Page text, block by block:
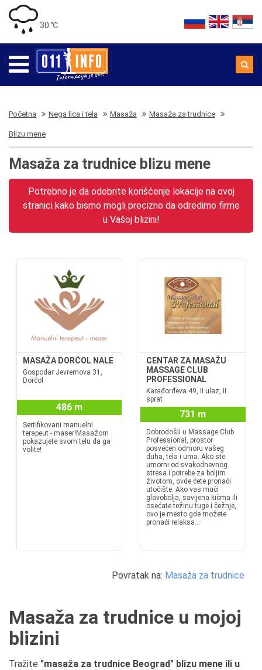
30 ℃
Početna Nega lica i tela Masaža Masaža za trudnice
Blizu mene
Masaža za trudnice blizu mene
Potrebno je da odobrite korišćenje lokacije na ovoj
stranici kako bismo mogli precizno da odredimo firme
u Vašoj blizini!
MASAŽA DORĆOL NALE
Gospodar Jevremova 31,
Dorćol
486 m
Sertifikovani manuelni
terapeut - maser!Masažom
pokazujete svom telu da ga
volite!
CENTAR ZA MASAŽU
MASSAGE CLUB
PROFESSIONAL
Karađorđeva 49, II ulaz, II
sprat
731 m
Dobrodošli u Massage Club
Professional, prostor
posvećen odmoru vašeg
duha, tela i uma. Ako ste
umorni od svakodnevnog
stresa i potrebe za boljim
životom, ovde ćete pronaći
utočište. Ako vas muči
glavobolja, savijena kičma ili
osećate težinu tuge i čežnje,
ovo je mesto gde možete
pronaći relaksa...
Povratak na: Masaža za trudnice
Masaža za trudnice u mojoj
blizini
Tražite "masaža za trudnice Beograd" blizu mene ili u